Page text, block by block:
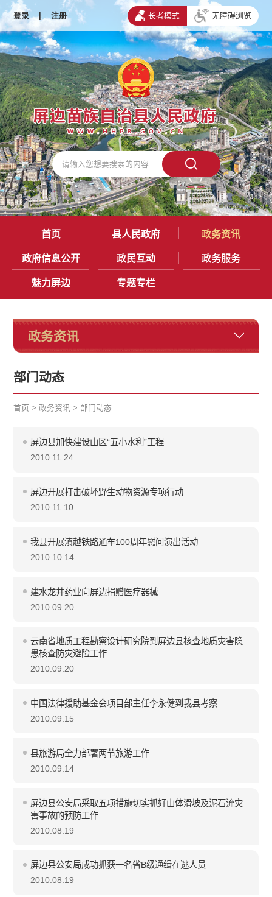
登录 | 注册 长者模式 无障碍浏览
首页 县人民政府 政务资讯
政府信息公开 政民互动 政务服务
魅力屏边 专题专栏
政务资讯
部门动态
首页 >政务资讯 >部门动态
屏边县加快建设山区“五小水利”工程
2010.11.24
屏边开展打击破坏野生动物资源专项行动
2010.11.10
我县开展滇越铁路通车100周年慰问演出活动
2010.10.14
建水龙井药业向屏边捐赠医疗器械
2010.09.20
云南省地质工程勘察设计研究院到屏边县核查地质灾害隐
患核查防灾避险工作
2010.09.20
中国法律援助基金会项目部主任李永健到我县考察
2010.09.15
县旅游局全力部署两节旅游工作
2010.09.14
屏边县公安局采取五项措施切实抓好山体滑坡及泥石流灾
害事故的预防工作
2010.08.19
屏边县公安局成功抓获一名省B级通缉在逃人员
2010.08.19